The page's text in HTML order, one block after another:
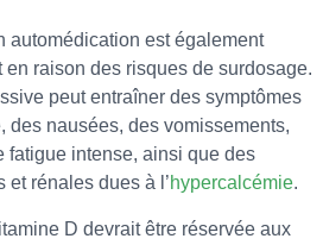
automédication est également
raison des risques de surdosage.
peut entraîner des symptômes
des nausées, des vomissements,
fatigue intense, ainsi que des
rénales dues à l’hypercalcémie.
D devrait être réservée aux